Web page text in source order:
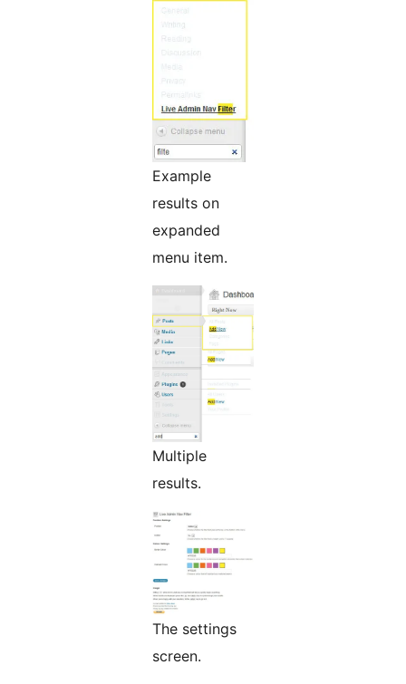
Example
results on
expanded
menu item.
Multiple
results.
The settings
screen.